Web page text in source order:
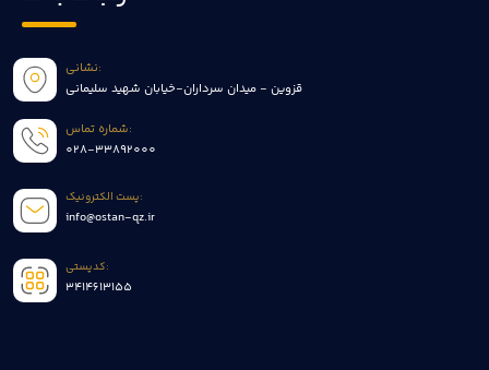
نشانی:
قزوین - میدان سرداران-خیابان شهید سلیمانی
شماره تماس:
028-33892000
پست الکترونیک:
info@ostan-qz.ir
کدپستی:
3414613155